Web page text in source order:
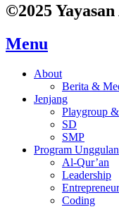
©2025
Menu
About
Berita &
Jenjang
Playgroup
SD
SMP
Program Unggulan
Al-Qur’an
Leadership
Coding